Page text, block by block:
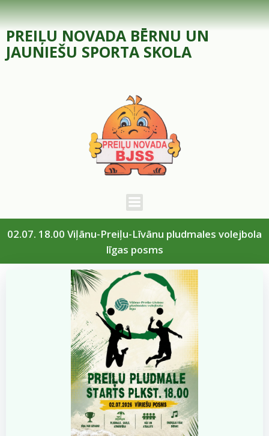
Skip
to
content
PREIĻU NOVADA BĒRNU UN
JAUNIEŠU SPORTA SKOLA
02.07. 18.00 Viļānu-Preiļu-Līvānu pludmales volejbola
līgas posms